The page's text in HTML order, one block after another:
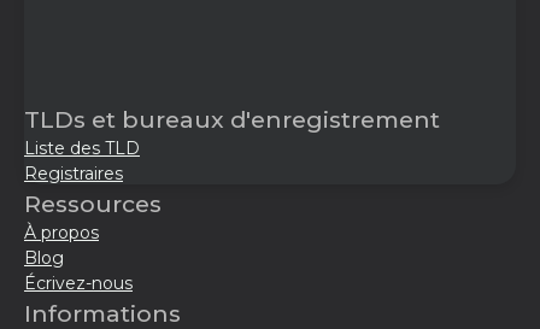
TLDs et bureaux d'enregistrement
Liste des TLD
Registraires
Ressources
À propos
Blog
Écrivez-nous
Informations